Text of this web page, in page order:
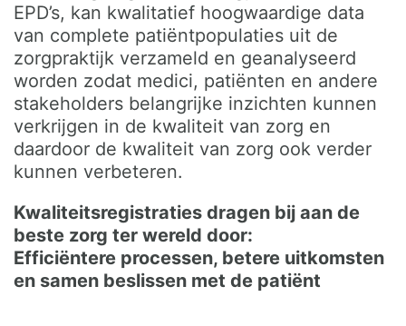
EPD’s, kan kwalitatief hoogwaardige data
van complete patiëntpopulaties uit de
zorgpraktijk verzameld en geanalyseerd
worden zodat medici, patiënten en andere
stakeholders belangrijke inzichten kunnen
verkrijgen in de kwaliteit van zorg en
daardoor de kwaliteit van zorg ook verder
kunnen verbeteren.
Kwaliteitsregistraties dragen bij aan de
beste zorg ter wereld door:
Efficiëntere processen, betere uitkomsten
en samen beslissen met de patiënt